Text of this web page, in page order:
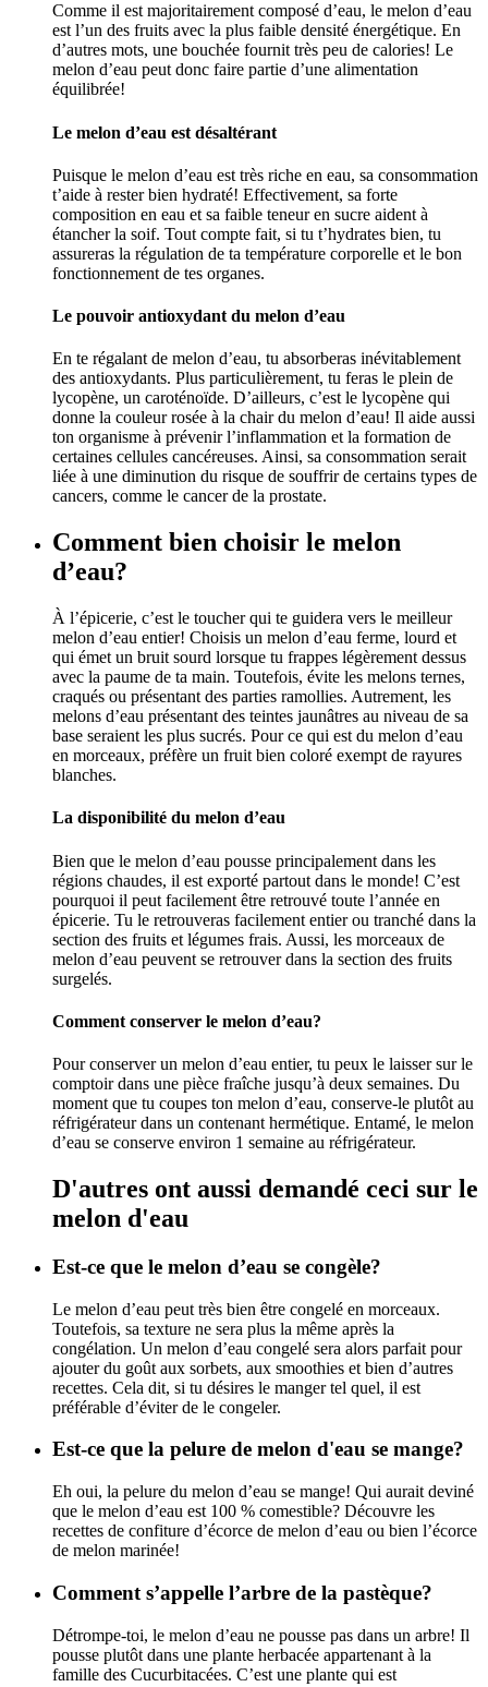
Comme il est majoritairement composé d’eau, le melon d’eau
est l’un des fruits avec la plus faible densité énergétique. En
d’autres mots, une bouchée fournit très peu de calories! Le
melon d’eau peut donc faire partie d’une alimentation
équilibrée!
Le melon d’eau est désaltérant
Puisque le melon d’eau est très riche en eau, sa consommation
t’aide à rester bien hydraté! Effectivement, sa forte
composition en eau et sa faible teneur en sucre aident à
étancher la soif. Tout compte fait, si tu t’hydrates bien, tu
assureras la régulation de ta température corporelle et le bon
fonctionnement de tes organes.
Le pouvoir antioxydant du melon d’eau
En te régalant de melon d’eau, tu absorberas inévitablement
des antioxydants. Plus particulièrement, tu feras le plein de
lycopène, un caroténoïde. D’ailleurs, c’est le lycopène qui
donne la couleur rosée à la chair du melon d’eau! Il aide aussi
ton organisme à prévenir l’inflammation et la formation de
certaines cellules cancéreuses. Ainsi, sa consommation serait
liée à une diminution du risque de souffrir de certains types de
cancers, comme le cancer de la prostate.
Comment bien choisir le melon
d’eau?
À l’épicerie, c’est le toucher qui te guidera vers le meilleur
melon d’eau entier! Choisis un melon d’eau ferme, lourd et
qui émet un bruit sourd lorsque tu frappes légèrement dessus
avec la paume de ta main. Toutefois, évite les melons ternes,
craqués ou présentant des parties ramollies. Autrement, les
melons d’eau présentant des teintes jaunâtres au niveau de sa
base seraient les plus sucrés. Pour ce qui est du melon d’eau
en morceaux, préfère un fruit bien coloré exempt de rayures
blanches.
La disponibilité du melon d’eau
Bien que le melon d’eau pousse principalement dans les
régions chaudes, il est exporté partout dans le monde! C’est
pourquoi il peut facilement être retrouvé toute l’année en
épicerie. Tu le retrouveras facilement entier ou tranché dans la
section des fruits et légumes frais. Aussi, les morceaux de
melon d’eau peuvent se retrouver dans la section des fruits
surgelés.
Comment conserver le melon d’eau?
Pour conserver un melon d’eau entier, tu peux le laisser sur le
comptoir dans une pièce fraîche jusqu’à deux semaines. Du
moment que tu coupes ton melon d’eau, conserve-le plutôt au
réfrigérateur dans un contenant hermétique. Entamé, le melon
d’eau se conserve environ 1 semaine au réfrigérateur.
D'autres ont aussi demandé ceci sur le
melon d'eau
Est-ce que le melon d’eau se congèle?
Le melon d’eau peut très bien être congelé en morceaux.
Toutefois, sa texture ne sera plus la même après la
congélation. Un melon d’eau congelé sera alors parfait pour
ajouter du goût aux sorbets, aux smoothies et bien d’autres
recettes. Cela dit, si tu désires le manger tel quel, il est
préférable d’éviter de le congeler.
Est-ce que la pelure de melon d'eau se mange?
Eh oui, la pelure du melon d’eau se mange! Qui aurait deviné
que le melon d’eau est 100 % comestible? Découvre les
recettes de confiture d’écorce de melon d’eau ou bien l’écorce
de melon marinée!
Comment s’appelle l’arbre de la pastèque?
Détrompe-toi, le melon d’eau ne pousse pas dans un arbre! Il
pousse plutôt dans une plante herbacée appartenant à la
famille des Cucurbitacées. C’est une plante qui est